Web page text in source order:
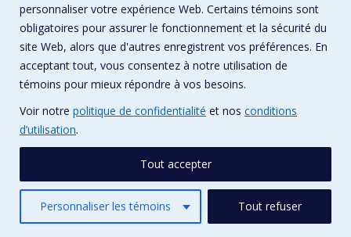
personnaliser votre expérience Web. Certains témoins sont
obligatoires pour assurer le fonctionnement et la sécurité du
site Web, alors que d'autres enregistrent vos préférences. En
acceptant tout, vous consentez à notre utilisation de
témoins pour mieux répondre à vos besoins.
Voir notre politique de confidentialité et nos conditions
d’utilisation.
Personnaliser les témoins Tout refuser
Tout accepter